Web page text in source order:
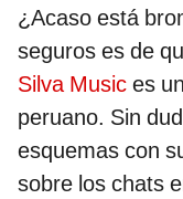
¿Acaso está
seguros es de
Silva Music es
peruano. Sin
esquemas con
sobre los chats